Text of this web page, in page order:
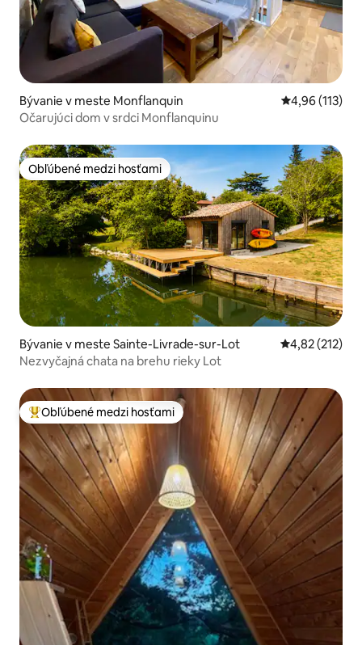
Bývanie v meste Monflanquin Priemerné
4,96 (113)
Očarujúci dom v srdci Monflanquinu
Obľúbené medzi hosťami
Obľúbené medzi hosťami
Bývanie v meste Sainte-Livrade-sur-Lot Priemerné
4,82 (212)
Nezvyčajná chata na brehu rieky Lot
Najobľúbenejšie medzi hosťami
Obľúbené medzi hosťami